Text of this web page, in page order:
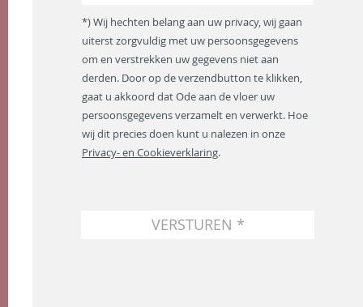
m
a
i
l
a
d
r
e
s
*
*) Wij hechten belang aan uw privacy, wij gaan
uiterst zorgvuldig met uw persoonsgegevens
om en verstrekken uw gegevens niet aan
derden. Door op de verzendbutton te klikken,
gaat u akkoord dat Ode aan de vloer uw
persoonsgegevens verzamelt en verwerkt. Hoe
wij dit precies doen kunt u nalezen in onze
Privacy- en Cookieverklaring.
VERSTUREN *